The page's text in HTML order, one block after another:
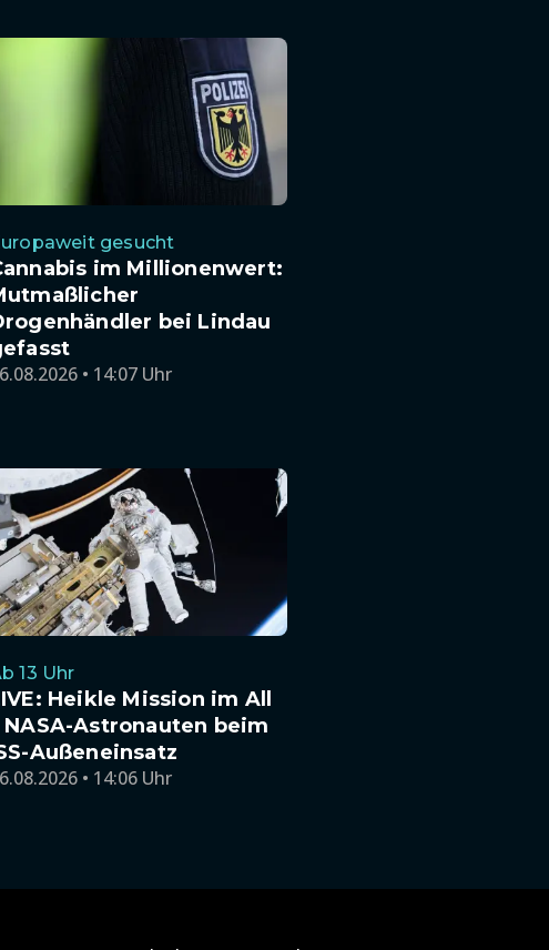
gesucht
im Millionenwert:
bei Lindau
• 14:07 Uhr
13 Uhr
Heikle Mission im All
NASA-Astronauten beim
Außeneinsatz
• 14:06 Uhr